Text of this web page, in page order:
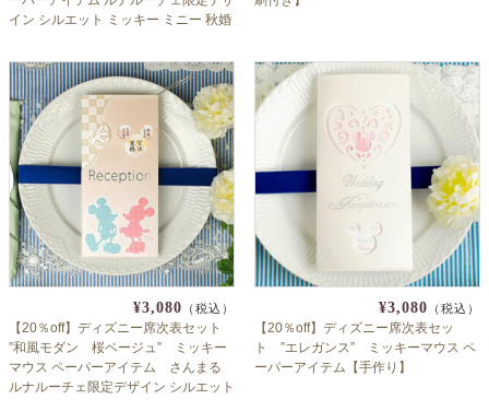
イン シルエット ミッキー ミニー 秋婚
¥3,080 （税込）
【20％off】ディズニー席次表セット
”和風モダン 桜ベージュ” ミッキー
マウス ペーパーアイテム さんまる
ルナルーチェ限定デザイン シルエット
¥3,080 （税込）
【20％off】ディズニー席次表セッ
ト ”エレガンス” ミッキーマウス ペ
ーパーアイテム【手作り】